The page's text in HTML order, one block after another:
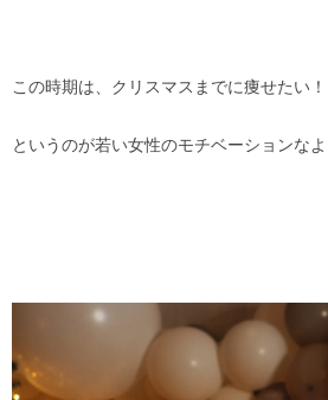
この時期は、クリスマスまでに痩せたい！
というのが若い女性のモチベーションなよ